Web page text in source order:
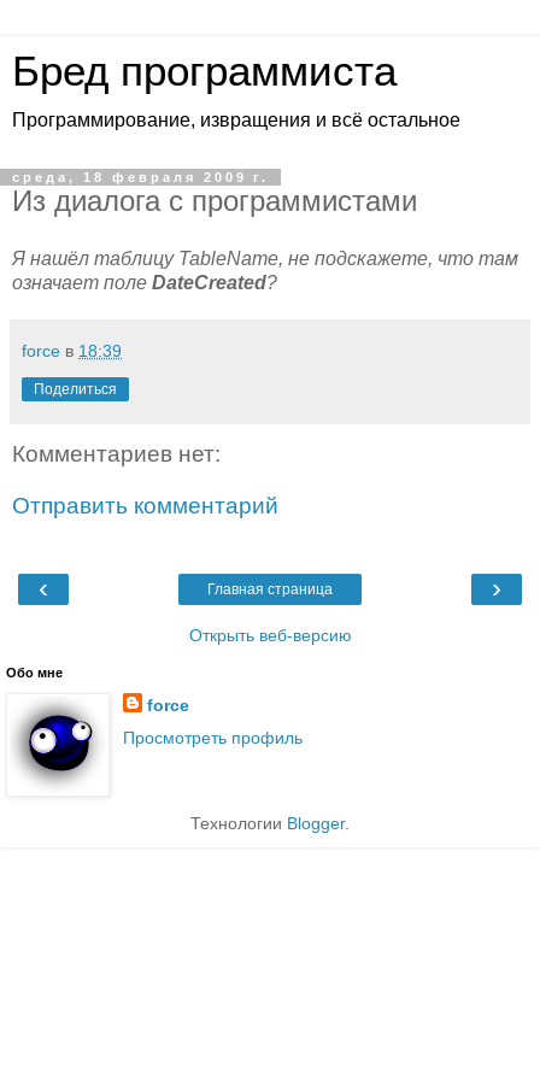
Бред программиста
Программирование, извращения и всё остальное
среда, 18 февраля 2009 г.
Из диалога с программистами
Я нашёл таблицу TableName, не подскажете, что там
означает поле DateCreated?
force в 18:39
Поделиться
Комментариев нет:
Отправить комментарий
‹ ›
Главная страница
Открыть веб-версию
Обо мне
force
Просмотреть профиль
Технологии Blogger.